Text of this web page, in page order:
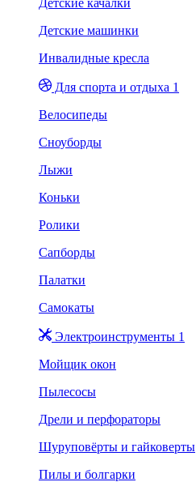
Детские качалки
Детские машинки
Инвалидные кресла
Для спорта и отдыха 1
Велосипеды
Сноуборды
Лыжи
Коньки
Ролики
Сапборды
Палатки
Самокаты
Электроинструменты 1
Мойщик окон
Пылесосы
Дрели и перфораторы
Шуруповёрты и гайковерты
Пилы и болгарки